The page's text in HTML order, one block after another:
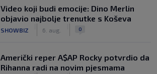
Video koji budi emocije: Dino Merlin
objavio najbolje trenutke s Koševa
SHOWBIZ 6. aug. 0
Američki reper A$AP Rocky potvrdio da
Rihanna radi na novim pjesmama